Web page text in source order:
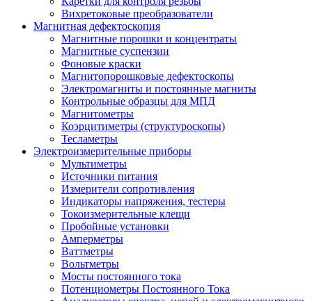
Вихретоковые преобразователи
Магнитная дефектоскопия
Магнитные порошки и концентраты
Магнитные суспензии
Фоновые краски
Магнитопорошковые дефектоскопы
Электромагниты и постоянные магниты
Контрольные образцы для МПД
Магнитометры
Коэрцитиметры (структуроскопы)
Тесламетры
Электроизмерительные приборы
Мультиметры
Источники питания
Измерители сопротивления
Индикаторы напряжения, тестеры
Токоизмерительные клещи
Пробойные установки
Амперметры
Ваттметры
Вольтметры
Мосты постоянного тока
Потенциометры Постоянного Тока